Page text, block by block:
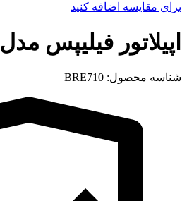
برای مقایسه اضافه کنید
اپیلاتور فیلیپس مدل BRE710
شناسه محصول: BRE710